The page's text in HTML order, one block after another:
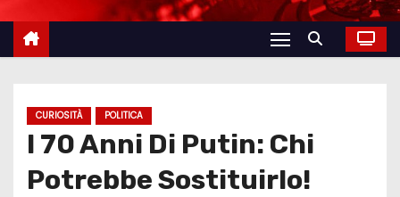
CURIOSITÀ POLITICA
I 70 Anni Di Putin: Chi
Potrebbe Sostituirlo!